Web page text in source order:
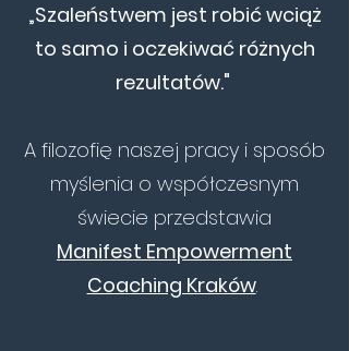
„Szaleństwem jest robić wciąż
to samo i oczekiwać różnych
rezultatów."
A filozofię naszej pracy i sposób
myślenia o współczesnym
świecie przedstawia
Manifest Empowerment
Coaching Kraków.